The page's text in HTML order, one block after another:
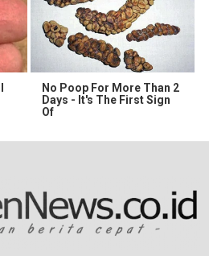
No Poop For More Than 2
Days - It's The First Sign
Of